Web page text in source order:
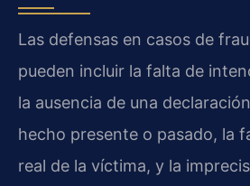
Las defensas en casos de
pueden incluir la falta de
la ausencia de una
hecho presente o pasado, la
real de la víctima, y la